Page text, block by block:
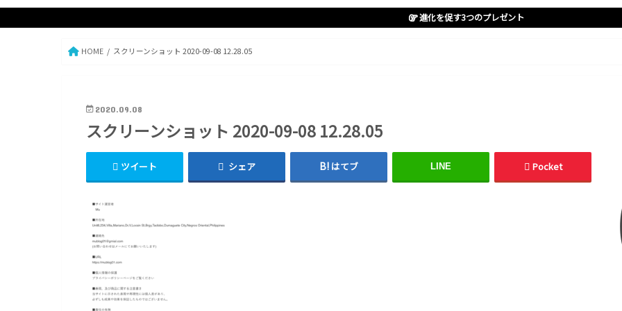
進化を促す3つのプレゼント
HOME スクリーンショット 2020-09-08 12.28.05
2020.09.08
スクリーンショット 2020-09-08 12.28.05
ツイート シェア はてブ LINE Pocket